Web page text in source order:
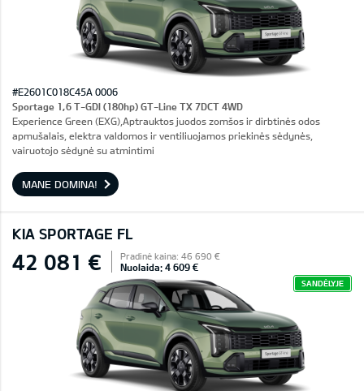
#E2601C018C45A 0006
Sportage 1,6 T-GDI (180hp) GT-Line TX 7DCT 4WD
Experience Green (EXG),Aptrauktos juodos zomšos ir dirbtinės odos
apmušalais, elektra valdomos ir ventiliuojamos priekinės sėdynės,
vairuotojo sėdynė su atmintimi
MANE DOMINA!
KIA SPORTAGE FL
42 081 € Pradinė kaina: 46 690 €
Nuolaida: 4 609 €
SANDĖLYJE